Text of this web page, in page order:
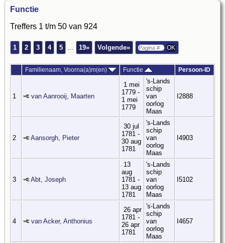
Functie
Treffers 1 t/m 50 van 924
1 2 3 4 5 19» Volgende»
Familienaam, Voorna(a)m(en) Functie Persoon-ID
1 van Aanrooij, Maarten
1 mei
1779 -
1 mei
1779
's-Lands
schip
van
oorlog
Maas
I2888
2 Aansorgh, Pieter
30 jul
1781 -
30 aug
1781
's-Lands
schip
van
oorlog
Maas
I4903
3 Abt, Joseph
13
aug
1781 -
13 aug
1781
's-Lands
schip
van
oorlog
Maas
I5102
4 van Acker, Anthonius
26 apr
1781 -
26 apr
1781
's-Lands
schip
van
oorlog
Maas
I4657